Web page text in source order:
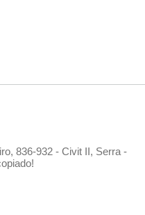
836-932 - Civit II, Serra -